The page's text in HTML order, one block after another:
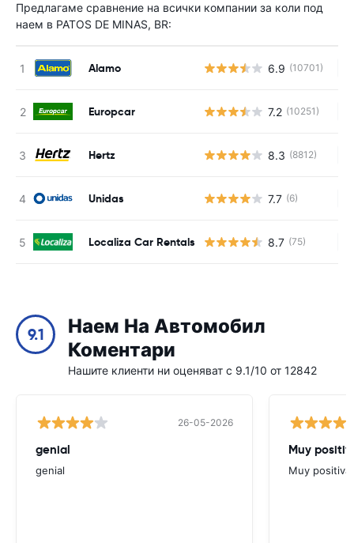
Предлагаме сравнение на всички компании за коли под
наем в PATOS DE MINAS, BR:
Alamo 6.9 (10701)
Europcar 7.2 (10251)
Hertz 8.3 (8812)
Unidas 7.7 (6)
Localiza Car Rentals 8.7 (75)
9.1
Наем На Автомобил
Коментари
Нашите клиенти ни оценяват с 9.1/10 от 12842
26-05-2026
genial
genial
Muy
Muy positiva